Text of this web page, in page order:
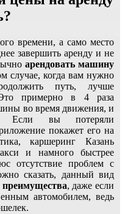
времени, а само место
завершить аренду и не
арендовать машину
случае, когда вам нужно
путь, лучше
Это примерно в 4 раза
во время движения, и
Если вы потеряли
покажет его на
каршеринг Казань
и намного быстрее
отсутствие проблем с
сказать, данный вид
преимущества, даже если
автомобилем, ведь